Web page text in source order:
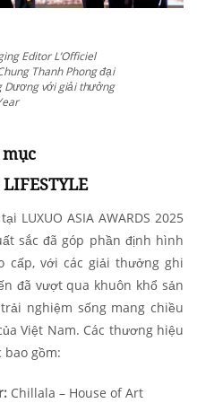
Editor L’Officiel
Thanh Phong đại
Tuyết với giải thưởng
Year
tại LUXUO ASIA AWARDS 2025
sắc đã góp phần định hình
cấp, với các giải thưởng ghi
đã vượt qua khuôn khổ sản
nghiệm sống mang chiều
Việt Nam. Các thương hiệu
gồm:
Chillala – House of Art